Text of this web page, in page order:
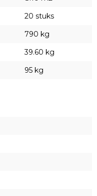
20 stuks
790 kg
39.60 kg
95 kg